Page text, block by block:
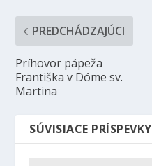
PREDCHÁDZAJÚCI
Príhovor pápeža
Františka v Dóme sv.
Martina
SÚVISIACE PRÍSPEVKY